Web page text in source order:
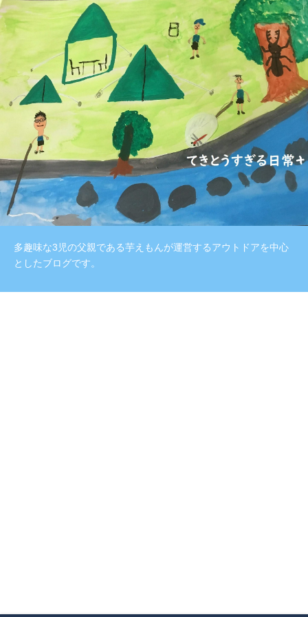
多趣味な3児の父親である芋えもんが運営するアウトドアを中心
としたブログです。